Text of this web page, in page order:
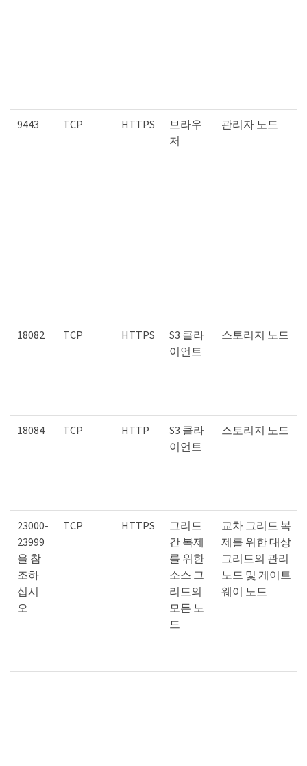
9443 TCP HTTPS
브라우
저
관리자 노드
18082 TCP HTTPS
S3 클라
이언트
스토리지 노드
18084 TCP HTTP
S3 클라
이언트
스토리지 노드
23000-
23999
을 참
조하
십시
오
TCP HTTPS
그리드
간 복제
를 위한
소스 그
리드의
모든 노
드
교차 그리드 복
제를 위한 대상
그리드의 관리
노드 및 게이트
웨이 노드